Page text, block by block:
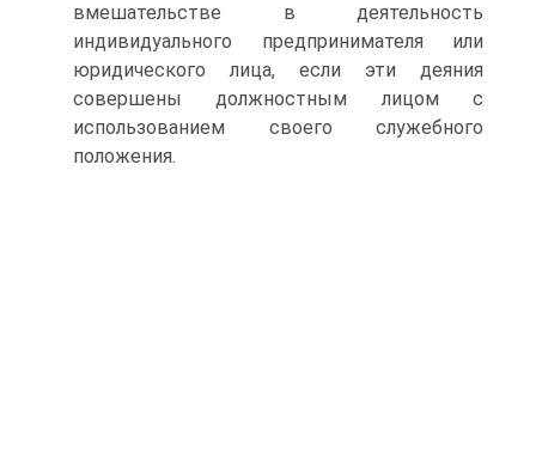
вмешательстве в деятельность
индивидуального предпринимателя или
юридического лица, если эти деяния
совершены должностным лицом с
использованием своего служебного
положения.